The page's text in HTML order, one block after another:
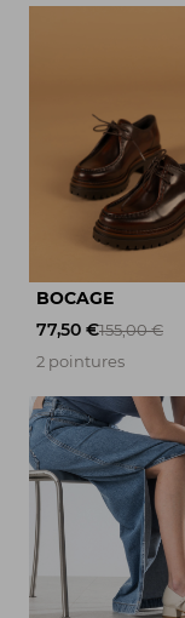
BOCAGE
77,50 €155,00 €
2 pointures